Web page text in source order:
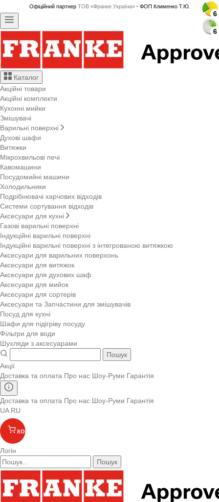
Офіційний партнер ТОВ «Франке Україна»- ФОП Клименко Т.Ю.
Каталог
Акційні товари
Акційні комплекти
Кухонні мийки
Змішувачі
Варильні поверхні
Духові шафи
Витяжки
Мікрохвильові печі
Кавомашини
Посудомийні машини
Холодильники
Подрібнювачі харчових відходів
Системи сортування відходів
Аксесуари для кухні
Газові варильні поверхні
Індукційні варильні поверхні
Індукційні варильні поверхні з інтегрованою витяжкою
Аксесуари для варильних поверхонь
Аксесуари для витяжок
Аксесуари для духових шаф
Аксесуари для мийок
Аксесуари для сортерів
Аксесуари та Запчастини для змішувачів
Посуд для кухні
Шафи для підігріву посуду
Фільтри для води
Шухляди з аксесуарами
Пошук
Акції
Доставка та оплата Про нас Шоу-Руми Гарантія
Доставка та оплата Про нас Шоу-Руми Гарантія
UA RU
КОШИК
Логін
Пошук
6
6
6
6
6
6
6
6
6
6
6
6
6
6
6
6
6
6
6
6
6
6
6
6
6
6
6
6
6
6
6
6
6
6